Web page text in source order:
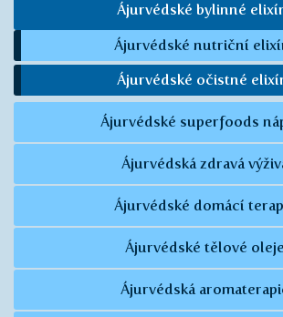
Ájurvédské bylinné
Ájurvédské nutriční
Ájurvédské očistné
Ájurvédské superfoods
Ájurvédská zdravá
Ájurvédské domácí
Ájurvédské tělové oleje
Ájurvédská